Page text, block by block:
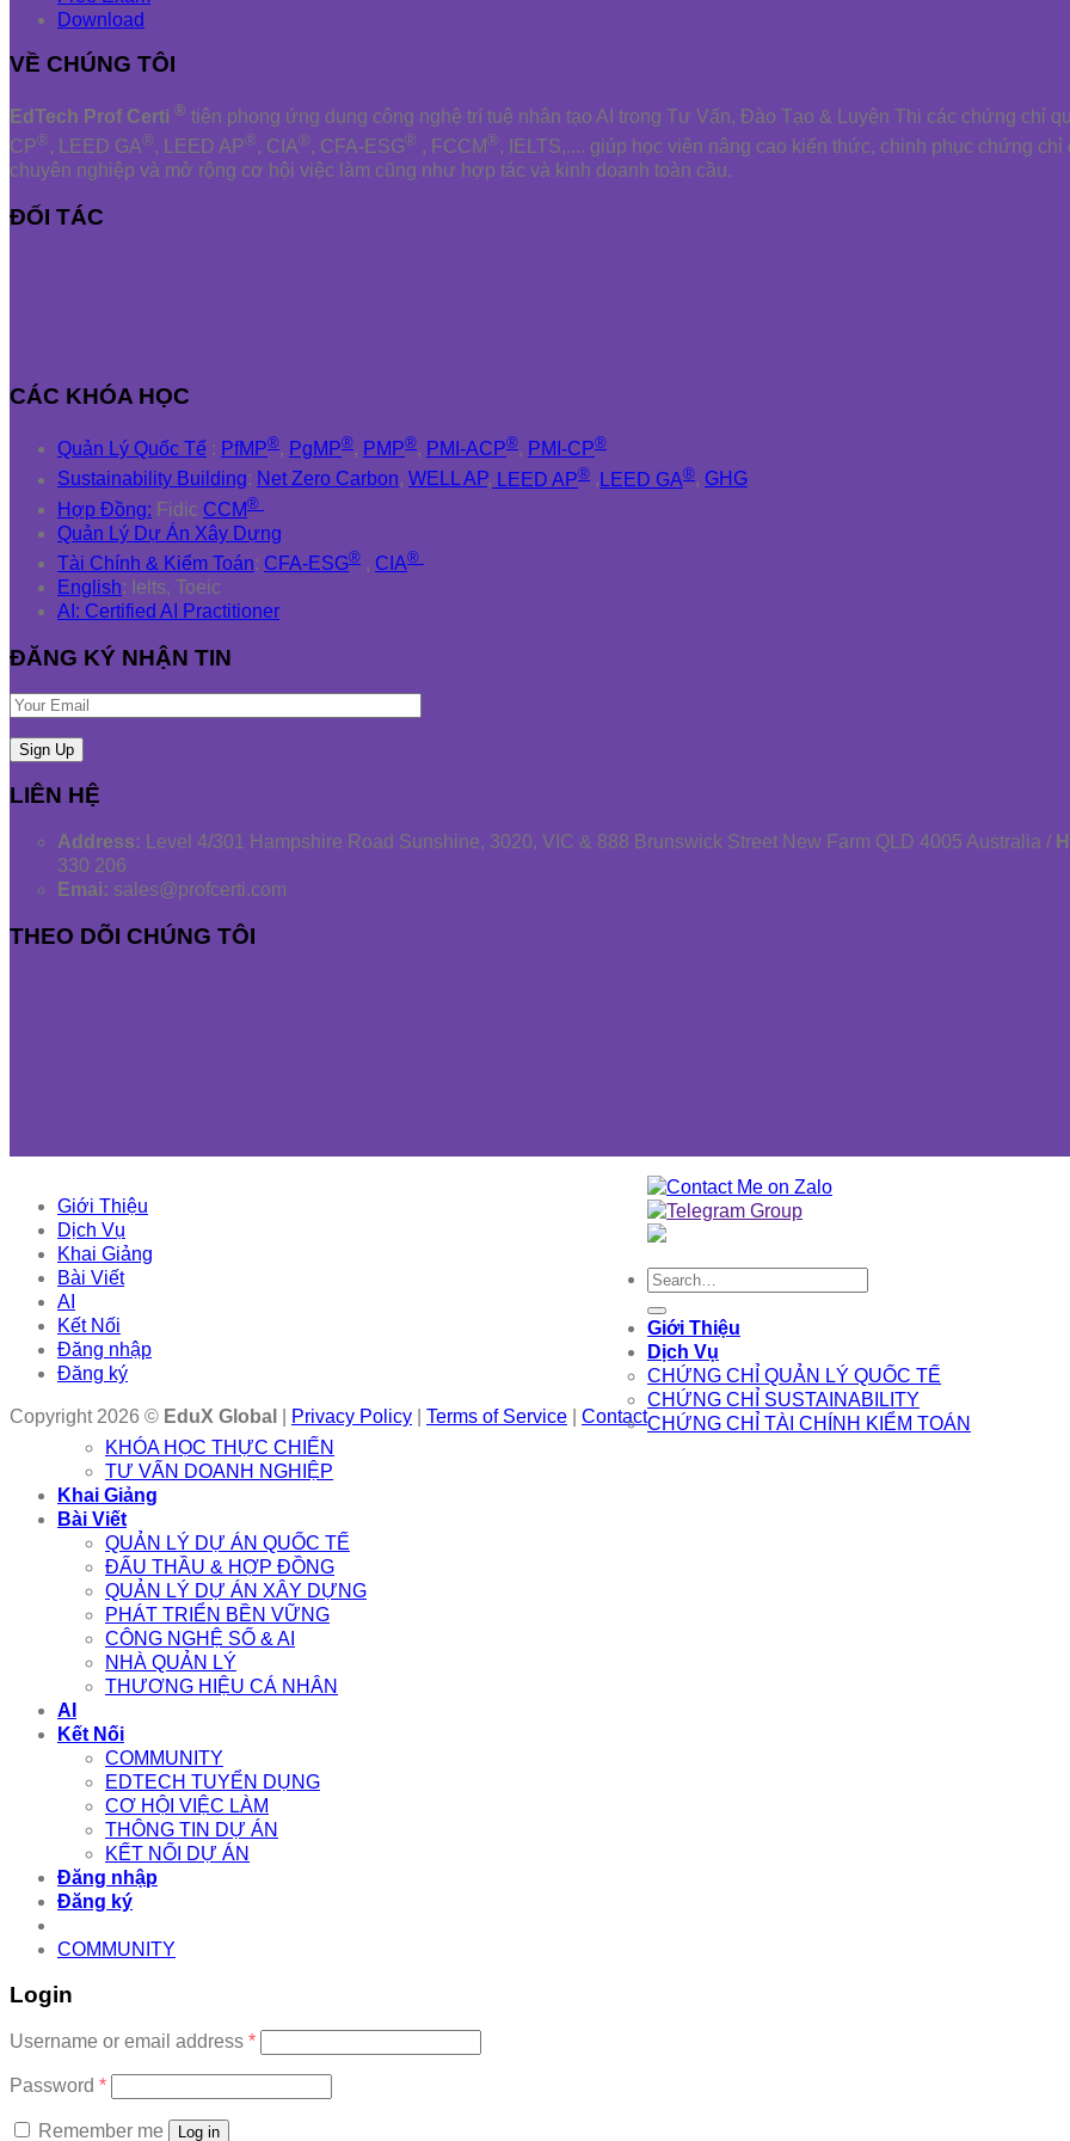
Download
VỀ CHÚNG TÔI
EdTech Prof Certi ® tiên phong ứng dụng công nghệ trí tuệ nhân tạo AI trong Tư Vấn, Đào Tạo & Luyện Thi các chứng chỉ
CP®, LEED GA®, LEED AP®, CIA®, CFA-ESG® , FCCM®, IELTS,.... giúp học viên nâng cao kiến thức, chinh phục chứng
chuyên nghiệp và mở rộng cơ hội việc làm cũng như hợp tác và kinh doanh toàn cầu.
ĐỐI TÁC
CÁC KHÓA HỌC
Quản Lý Quốc Tế : PfMP®, PgMP®, PMP®, PMI-ACP®, PMI-CP®
Sustainability Building: Net Zero Carbon, WELL AP, LEED AP® , LEED GA®, GHG
Hợp Đồng: Fidic CCM®
Quản Lý Dự Án Xây Dựng
Tài Chính & Kiểm Toán: CFA-ESG® , CIA®
English: Ielts, Toeic
AI: Certified AI Practitioner
ĐĂNG KÝ NHẬN TIN
LIÊN HỆ
Address: Level 4/301 Hampshire Road Sunshine, 3020, VIC & 888 Brunswick Street New Farm QLD 4005 Australia /
330 206
Emai: sales@profcerti.com
THEO DÕI CHÚNG TÔI
Giới Thiệu
Dịch Vụ
Khai Giảng
Bài Viết
AI
Kết Nối
Đăng nhập
Đăng ký
Copyright 2026 © EduX Global Privacy Policy Terms of Service Contact
Search
Giới Thiệu
Dịch Vụ
CHỨNG CHỈ QUẢN LÝ QUỐC TẾ
CHỨNG CHỈ SUSTAINABILITY
CHỨNG CHỈ TÀI CHÍNH KIỂM TOÁN
KHÓA HỌC THỰC CHIẾN
TƯ VẤN DOANH NGHIỆP
Khai Giảng
Bài Viết
QUẢN LÝ DỰ ÁN QUỐC TẾ
ĐẤU THẦU & HỢP ĐỒNG
QUẢN LÝ DỰ ÁN XÂY DỰNG
PHÁT TRIỂN BỀN VỮNG
CÔNG NGHỆ SỐ & AI
NHÀ QUẢN LÝ
THƯƠNG HIỆU CÁ NHÂN
AI
Kết Nối
COMMUNITY
EDTECH TUYỂN DỤNG
CƠ HỘI VIỆC LÀM
THÔNG TIN DỰ ÁN
KẾT NỐI DỰ ÁN
Đăng nhập
Đăng ký
COMMUNITY
Login
Username or email address *Required
Password *Required
Remember me Log in